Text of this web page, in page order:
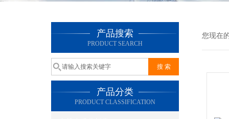
产品搜索
PRODUCT SEARCH
产品分类
PRODUCT CLASSIFICATION
您现在